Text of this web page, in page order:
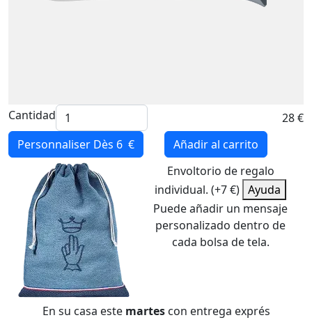
Cantidad
28 €
Personnaliser Dès 6 €
Añadir al carrito
Envoltorio de regalo
individual. (+7 €) Ayuda
Puede añadir un mensaje
personalizado dentro de
cada bolsa de tela.
En su casa este martescon entrega exprés